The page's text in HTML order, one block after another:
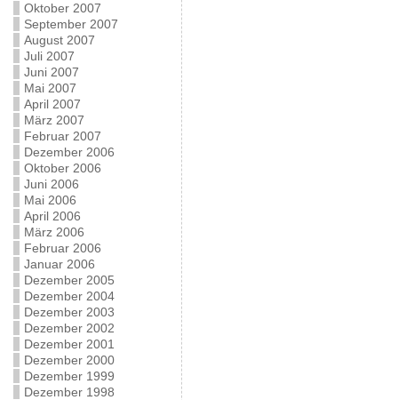
Oktober 2007
September 2007
August 2007
Juli 2007
Juni 2007
Mai 2007
April 2007
März 2007
Februar 2007
Dezember 2006
Oktober 2006
Juni 2006
Mai 2006
April 2006
März 2006
Februar 2006
Januar 2006
Dezember 2005
Dezember 2004
Dezember 2003
Dezember 2002
Dezember 2001
Dezember 2000
Dezember 1999
Dezember 1998